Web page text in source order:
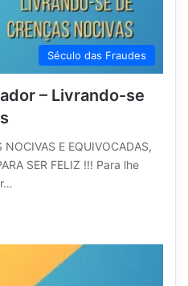
Século das Fraudes
– Livrando-se
E EQUIVOCADAS,
SER FELIZ !!! Para lhe